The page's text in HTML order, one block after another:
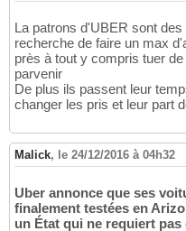
La patrons d'UBER sont
recherche de faire un max
près à tout y compris tuer
parvenir
De plus ils passent leur
changer les pris et leur part
Malick, le 24/12/2016 à 04h32
Uber annonce que ses
finalement testées en
un État qui ne requiert